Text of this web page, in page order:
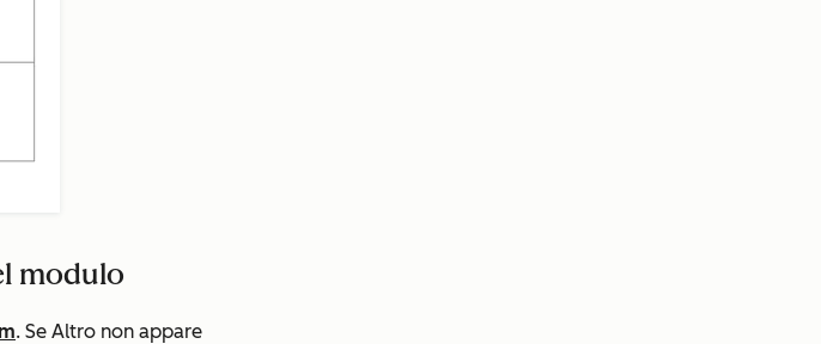
modulo
. Se Altro non appare